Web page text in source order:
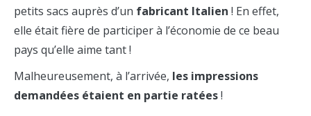
petits sacs auprès d’un fabricant Italien ! En effet,
elle était fière de participer à l’économie de ce beau
pays qu’elle aime tant !
Malheureusement, à l’arrivée, les impressions
demandées étaient en partie ratées!